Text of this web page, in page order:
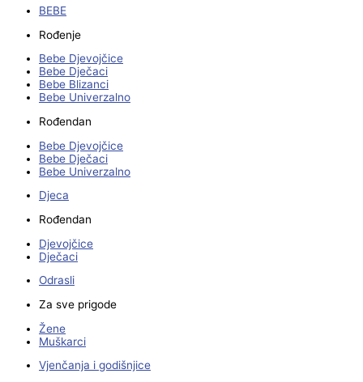
BEBE
Rođenje
Bebe Djevojčice
Bebe Dječaci
Bebe Blizanci
Bebe Univerzalno
Rođendan
Bebe Djevojčice
Bebe Dječaci
Bebe Univerzalno
Djeca
Rođendan
Djevojčice
Dječaci
Odrasli
Za sve prigode
Žene
Muškarci
Vjenčanja i godišnjice